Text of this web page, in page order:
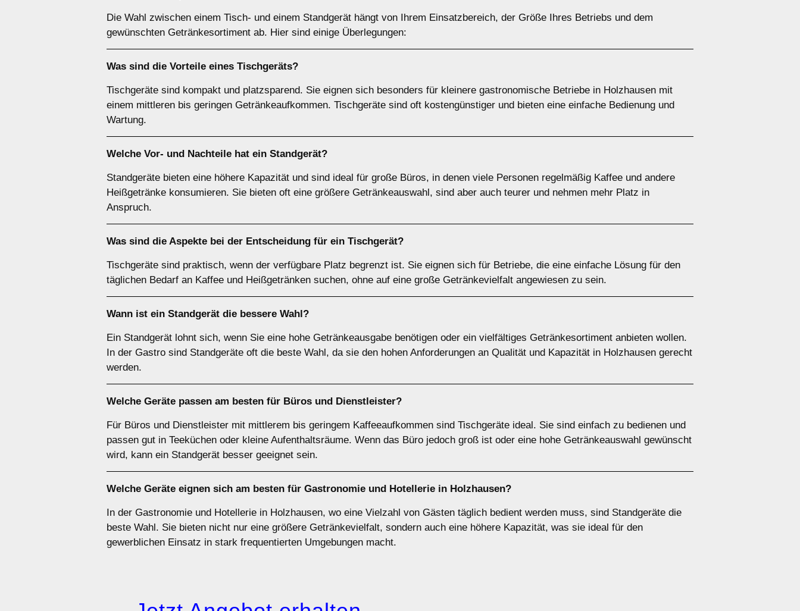
Die Wahl zwischen einem Tisch- und einem Standgerät hängt von Ihrem Einsatzbereich, der Größe Ihres Betriebs und dem
gewünschten Getränkesortiment ab. Hier sind einige Überlegungen:
Was sind die Vorteile eines Tischgeräts?
Tischgeräte sind kompakt und platzsparend. Sie eignen sich besonders für kleinere gastronomische Betriebe in Holzhausen mit
einem mittleren bis geringen Getränkeaufkommen. Tischgeräte sind oft kostengünstiger und bieten eine einfache Bedienung und
Wartung.
Welche Vor- und Nachteile hat ein Standgerät?
Standgeräte bieten eine höhere Kapazität und sind ideal für große Büros, in denen viele Personen regelmäßig Kaffee und andere
Heißgetränke konsumieren. Sie bieten oft eine größere Getränkeauswahl, sind aber auch teurer und nehmen mehr Platz in
Anspruch.
Was sind die Aspekte bei der Entscheidung für ein Tischgerät?
Tischgeräte sind praktisch, wenn der verfügbare Platz begrenzt ist. Sie eignen sich für Betriebe, die eine einfache Lösung für den
täglichen Bedarf an Kaffee und Heißgetränken suchen, ohne auf eine große Getränkevielfalt angewiesen zu sein.
Wann ist ein Standgerät die bessere Wahl?
Ein Standgerät lohnt sich, wenn Sie eine hohe Getränkeausgabe benötigen oder ein vielfältiges Getränkesortiment anbieten wollen.
In der Gastro sind Standgeräte oft die beste Wahl, da sie den hohen Anforderungen an Qualität und Kapazität in Holzhausen gerecht
werden.
Welche Geräte passen am besten für Büros und Dienstleister?
Für Büros und Dienstleister mit mittlerem bis geringem Kaffeeaufkommen sind Tischgeräte ideal. Sie sind einfach zu bedienen und
passen gut in Teeküchen oder kleine Aufenthaltsräume. Wenn das Büro jedoch groß ist oder eine hohe Getränkeauswahl gewünscht
wird, kann ein Standgerät besser geeignet sein.
Welche Geräte eignen sich am besten für Gastronomie und Hotellerie in Holzhausen?
In der Gastronomie und Hotellerie in Holzhausen, wo eine Vielzahl von Gästen täglich bedient werden muss, sind Standgeräte die
beste Wahl. Sie bieten nicht nur eine größere Getränkevielfalt, sondern auch eine höhere Kapazität, was sie ideal für den
gewerblichen Einsatz in stark frequentierten Umgebungen macht.